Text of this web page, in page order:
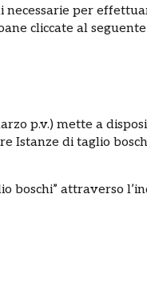
per
cliccate al seguente
p.v.) mette a
Istanze di taglio
boschi” attraverso